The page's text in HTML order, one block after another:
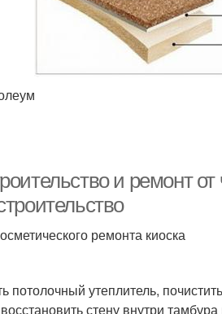
и ремонт
ремонта киоска
потолочный утеплитель,
стену внутри тамбура